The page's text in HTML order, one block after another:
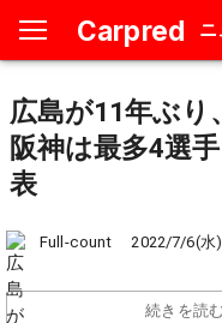
Carpred ニ
広島が11年ぶ
阪神は最多4選
表
Full-count 2022/7/6(水)
続きを読む